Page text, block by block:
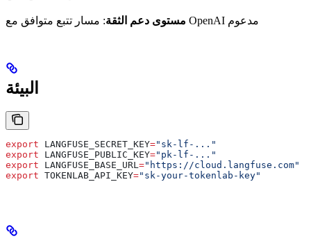
مستوى دعم الثقة : مسار تتبع متوافق مع OpenAI مدعوم
البيئة
export LANGFUSE_SECRET_KEY="sk-lf-..."
export LANGFUSE_PUBLIC_KEY="pk-lf-..."
export LANGFUSE_BASE_URL="https://cloud.langfuse.com"
export TOKENLAB_API_KEY="sk-your-tokenlab-key"